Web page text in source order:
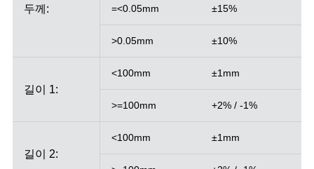
두께: =<0.05mm ±15%
>0.05mm ±10%
길이 1:
<100mm ±1mm
>=100mm +2% / -1%
길이 2:
<100mm ±1mm